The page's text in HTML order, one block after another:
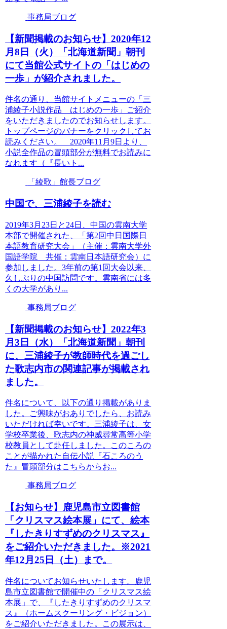
事務局ブログ
【新聞掲載のお知らせ】2020年12
月8日（火）「北海道新聞」朝刊
にて当館公式サイトの「はじめの
一歩」が紹介されました。
件名の通り、当館サイトメニューの「三
浦綾子小説作品 はじめの一歩」ご紹介
をいただきましたのでお知らせします。
トップページのバナーをクリックしてお
読みください。 2020年11月9日より、
小説全作品の冒頭部分が無料でお読みに
なれます（『長いト...
「綾歌」館長ブログ
中国で、三浦綾子を読む
2019年3月23日と24日、中国の雲南大学
本部で開催された、「第2回中日国際日
本語教育研究大会」（主催：雲南大学外
国語学院 共催：雲南日本語研究会）に
参加しました。3年前の第1回大会以来、
久しぶりの中国訪問です。雲南省には多
くの大学があり...
事務局ブログ
【新聞掲載のお知らせ】2022年3
月3日（水）「北海道新聞」朝刊
に、三浦綾子が教師時代を過ごし
た歌志内市の関連記事が掲載され
ました。
件名について、以下の通り掲載がありま
した。ご興味がおありでしたら、お読み
いただければ幸いです。三浦綾子は、女
学校卒業後、歌志内の神威尋常高等小学
校教員として赴任しました。このころの
ことが描かれた自伝小説『石ころのう
た』冒頭部分はこちらからお...
事務局ブログ
【お知らせ】鹿児島市立図書館
「クリスマス絵本展」にて、絵本
『したきりすずめのクリスマス』
をご紹介いただきました。※2021
年12月25日（土）まで。
件名についてお知らせいたします。鹿児
島市立図書館で開催中の「クリスマス絵
本展」で、『したきりすずめのクリスマ
ス』（ホームスクーリング・ビジョン）
をご紹介いただきました。この展示は、